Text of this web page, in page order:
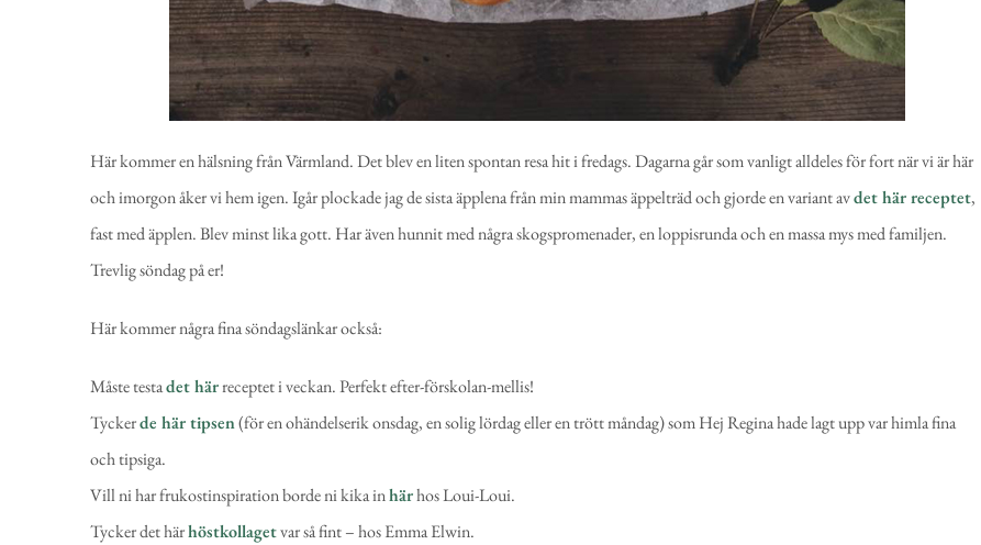
Här kommer en hälsning från Värmland. Det blev en liten spontan resa hit i fredags. Dagarna går som vanligt alldeles för fort när vi är här
och imorgon åker vi hem igen. Igår plockade jag de sista äpplena från min mammas äppelträd och gjorde en variant avdet här receptet,
fast med äpplen. Blev minst lika gott. Har även hunnit med några skogspromenader, en loppisrunda och en massa mys med familjen.
Trevlig söndag på er!
Här kommer några fina söndagslänkar också:
Måste testadet härreceptet i veckan. Perfekt efter-förskolan-mellis!
Tyckerde här tipsen(för en ohändelserik onsdag, en solig lördag eller en trött måndag) som Hej Regina hade lagt upp var himla fina
och tipsiga.
Vill ni har frukostinspiration borde ni kika inhärhos Loui-Loui.
Tycker det härhöstkollagetvar så fint – hos Emma Elwin.